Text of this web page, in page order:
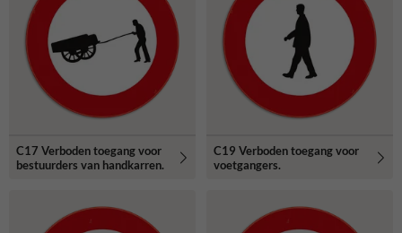
C17 Verboden toegang voor
bestuurders van handkarren.
C19 Verboden toegang voor
voetgangers.